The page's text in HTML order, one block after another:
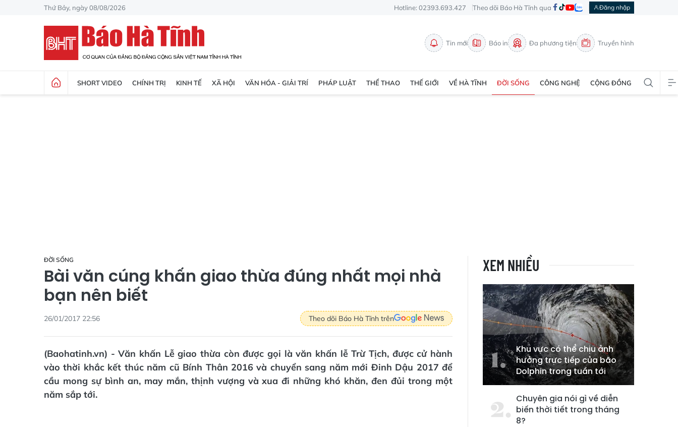
Thứ Bảy, ngày 08/08/2026 Hotline: 02393.693.427 Theo dõi Báo Hà Tĩnh qua Đăng nhập
Tin mới Báo in Đa phương tiện Truyền hình
SHORT VIDEO CHÍNH TRỊ KINH TẾ XÃ HỘI VĂN HÓA - GIẢI TRÍ PHÁP LUẬT THỂ THAO THẾ GIỚI VỀ HÀ TĨNH ĐỜI SỐNG CÔNG NGHỆ CỘNG ĐỒNG
ĐỜI SỐNG
Bài văn cúng khấn giao thừa đúng nhất mọi nhà
bạn nên biết
26/01/2017 22:56 Theo dõi Báo Hà Tĩnh trên
(Baohatinh.vn) - Văn khấn Lễ giao thừa còn được gọi là văn khấn lễ Trừ Tịch, được cử hành
vào thời khắc kết thúc năm cũ Bính Thân 2016 và chuyển sang năm mới Đinh Dậu 2017 để
cầu mong sự bình an, may mắn, thịnh vượng và xua đi những khó khăn, đen đủi trong một
năm sắp tới.
XEM NHIỀU
Khu vực có thể chịu ảnh
hưởng trực tiếp của bão
Dolphin trong tuần tới
Chuyên gia nói gì về diễn
biến thời tiết trong tháng
8?